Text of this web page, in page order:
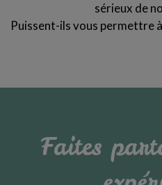
sérieux de
Puissent-ils vous permettre
Faites